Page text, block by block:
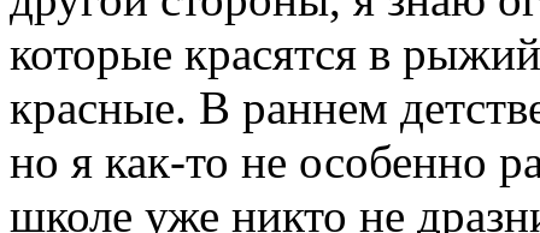
которые красятся в
красные. В раннем
но я как-то не особенно
школе уже никто не